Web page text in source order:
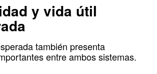
y vida útil
también presenta
entre ambos sistemas.